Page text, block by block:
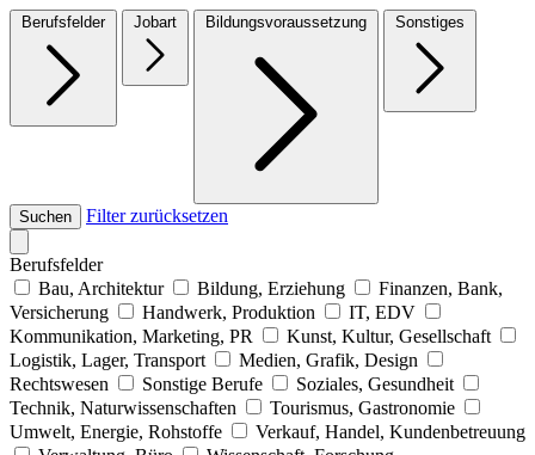
Berufsfelder Jobart Bildungsvoraussetzung Sonstiges
Suchen Filter zurücksetzen
Berufsfelder
Bau, Architektur
Bildung, Erziehung
Finanzen, Bank,
Versicherung
Handwerk, Produktion
IT, EDV
Kommunikation, Marketing, PR
Kunst, Kultur, Gesellschaft
Logistik, Lager, Transport
Medien, Grafik, Design
Rechtswesen
Sonstige Berufe
Soziales, Gesundheit
Technik, Naturwissenschaften
Tourismus, Gastronomie
Umwelt, Energie, Rohstoffe
Verkauf, Handel, Kundenbetreuung